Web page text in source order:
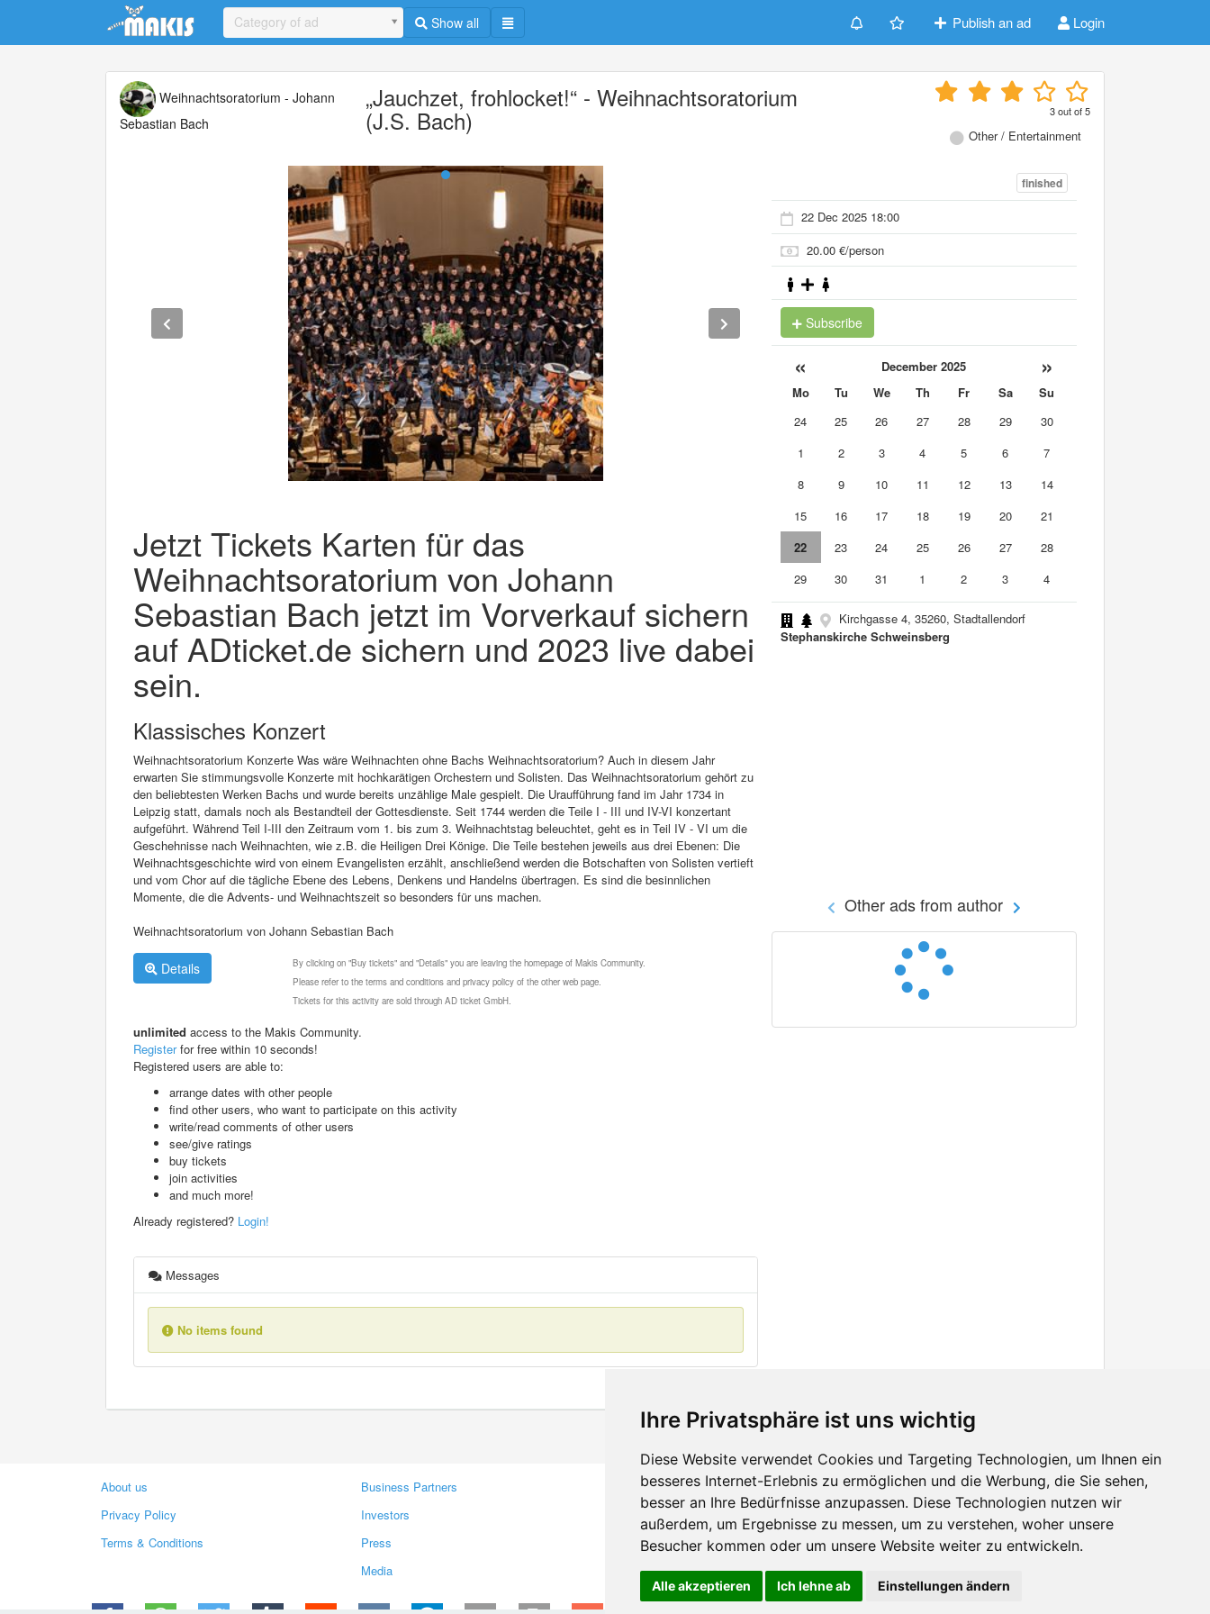
Ihre Privatsphäre ist uns wichtig
Diese Website verwendet Cookies und Targeting Technologien, um Ihnen ein
besseres Internet-Erlebnis zu ermöglichen und die Werbung, die Sie sehen,
besser an Ihre Bedürfnisse anzupassen. Diese Technologien nutzen wir
außerdem, um Ergebnisse zu messen, um zu verstehen, woher unsere
Besucher kommen oder um unsere Website weiter zu entwickeln.
Alle akzeptieren Ich lehne ab Einstellungen ändern
Update cookies preferences
Category of ad Show all Publish an ad Login
Weihnachtsoratorium - Johann
Sebastian Bach
„Jauchzet, frohlocket!“ - Weihnachtsoratorium
(J.S. Bach) 3out of5
Other / Entertainment
Jetzt Tickets Karten für das
Weihnachtsoratorium von Johann
Sebastian Bach jetzt im Vorverkauf sichern
auf ADticket.de sichern und 2023 live dabei
sein.
Klassisches Konzert
Weihnachtsoratorium Konzerte Was wäre Weihnachten ohne Bachs Weihnachtsoratorium? Auch in diesem Jahr
erwarten Sie stimmungsvolle Konzerte mit hochkarätigen Orchestern und Solisten. Das Weihnachtsoratorium gehört zu
den beliebtesten Werken Bachs und wurde bereits unzählige Male gespielt. Die Uraufführung fand im Jahr 1734 in
Leipzig statt, damals noch als Bestandteil der Gottesdienste. Seit 1744 werden die Teile I - III und IV-VI konzertant
aufgeführt. Während Teil I-III den Zeitraum vom 1. bis zum 3. Weihnachtstag beleuchtet, geht es in Teil IV - VI um die
Geschehnisse nach Weihnachten, wie z.B. die Heiligen Drei Könige. Die Teile bestehen jeweils aus drei Ebenen: Die
Weihnachtsgeschichte wird von einem Evangelisten erzählt, anschließend werden die Botschaften von Solisten vertieft
und vom Chor auf die tägliche Ebene des Lebens, Denkens und Handelns übertragen. Es sind die besinnlichen
Momente, die die Advents- und Weihnachtszeit so besonders für uns machen.
Weihnachtsoratorium von Johann Sebastian Bach
Details
By clicking on "Buy tickets" and "Details" you are leaving the homepage of Makis Community.
Please refer to the terms and conditions and privacy policy of the other web page.
Tickets for this activity are sold through AD ticket GmbH.
unlimited access to the Makis Community.
Registerfor free within 10 seconds!
Registered users are able to:
arrange dates with other people
find other users, who want to participate on this activity
write/read comments of other users
see/give ratings
buy tickets
join activities
and much more!
Already registered? Login!
Messages
No items found
finished
22 Dec 2025 18:00
20.00 €/person
Subscribe
« December 2025 »
Mo Tu We Th Fr Sa
Su
24
25 26 27 28 29
30
1
2 3 4 5 6
7
8
9 10 11 12 13
14
15
16 17 18 19 20
21
22
23 24 25 26 27
28
29
30 31 1 2 3 4
Kirchgasse 4, 35260, Stadtallendorf
Stephanskirche Schweinsberg
Other ads from author
About us
Privacy Policy
Terms & Conditions
Business Partners
Investors
Press
Media
Contacts
Feedback
Report A Bug
Facebook
Twitter
YouTube